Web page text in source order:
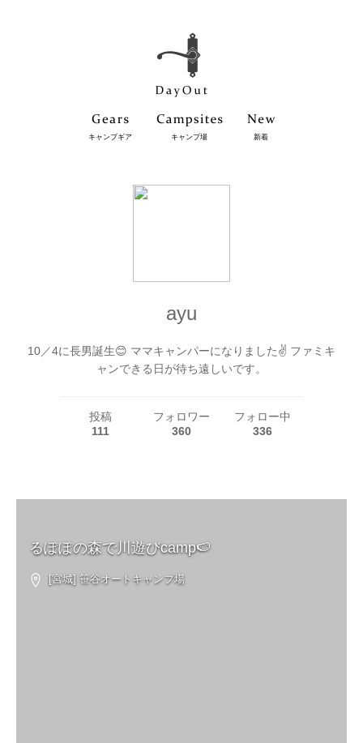
キャンプギア キャンプ場 新着
ayu
10／4に長男誕生😊 ママキャンパーになりました✌️ ファミキ
ャンできる日が待ち遠しいです。
投稿
111
フォロワー
360
フォロー中
336
るぽぽの森で川遊びcamp🍉
[宮城] 笹谷オートキャンプ場